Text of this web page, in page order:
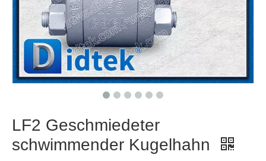
LF2 Geschmiedeter
schwimmender Kugelhahn